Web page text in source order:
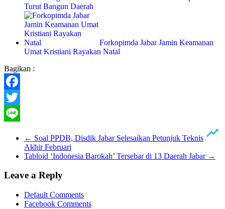
Turut Bangun Daerah
Forkopimda Jabar Jamin Keamanan
Umat Kristiani Rayakan Natal
Bagikan :
Facebook
Twitter
← Soal PPDB, Disdik Jabar Selesaikan Petunjuk Teknis
Akhir Februari
Tabloid ‘Indonesia Barokah’ Tersebar di 13 Daerah Jabar →
Leave a Reply
Default Comments
Facebook Comments